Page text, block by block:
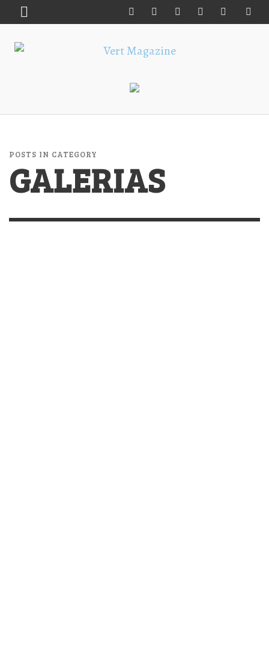
POSTS IN CATEGORY
GALERIAS